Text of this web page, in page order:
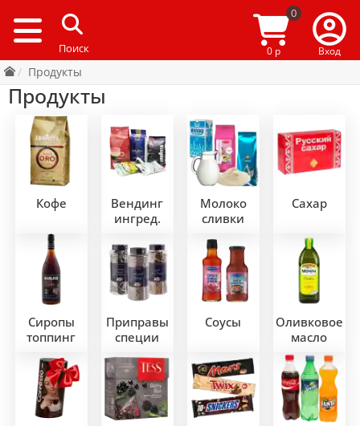
0
0 р Вход
Продукты
Продукты
Кофе
Вендинг
ингред.
Молоко
сливки
Сахар
Сиропы
топпинг
Приправы
специи
Соусы
Оливковое
масло